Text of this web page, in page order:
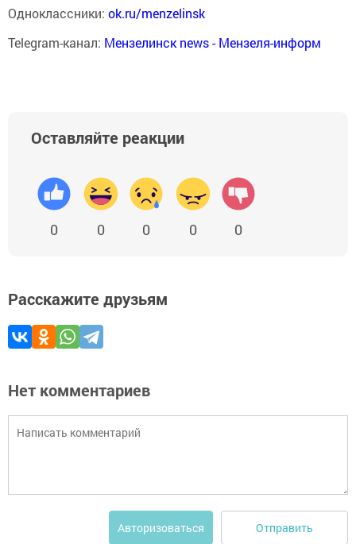
Одноклассники: ok.ru/menzelinsk
Telegram-канал: Мензелинск news - Мензеля-информ
Оставляйте реакции
0 0 0 0 0
Расскажите друзьям
Нет комментариев
Авторизоваться Отправить